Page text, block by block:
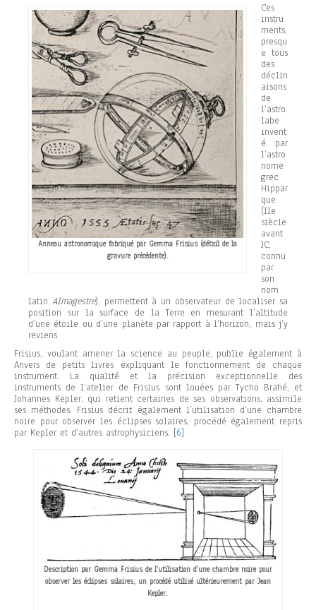
Anneau astronomique fabriqué par Gemma Frisius (détail de la
gravure précédente).
Ces
instru
ments,
presqu
e tous
des
déclin
aisons
de
l’astro
labe
invent
é par
l’astro
nome
grec
Hippar
que
(IIe
siècle
avant
JC,
connu
par
son
nom
latin Almagestre), permettent à un observateur de localiser sa
position sur la surface de la Terre en mesurant l’altitude
d’une étoile ou d’une planète par rapport à l’horizon, mais j’y
reviens.
Frisius, voulant amener la science au peuple, publie également à
Anvers de petits livres expliquant le fonctionnement de chaque
instrument. La qualité et la précision exceptionnelle des
instruments de l’atelier de Frisius sont louées par Tycho Brahé, et
Johannes Kepler, qui retient certaines de ses observations, assimile
ses méthodes. Frisius décrit également l’utilisation d’une chambre
noire pour observer les éclipses solaires, procédé également repris
par Kepler et d’autres astrophysiciens. [6]
Description par Gemma Frisius de l’utilisation d’une chambre noire pour
observer les éclipses solaires, un procédé utilisé ultérieurement par Jean
Kepler.